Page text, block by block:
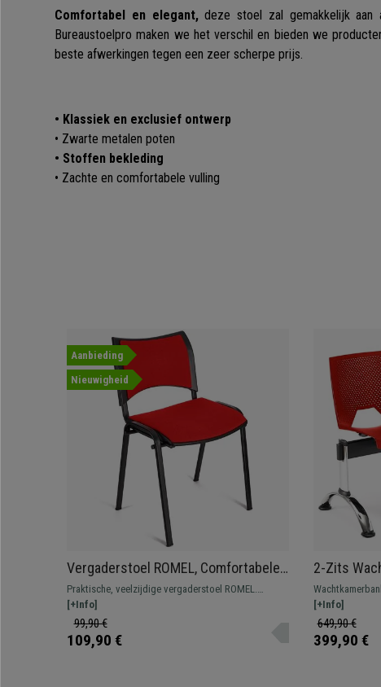
Comfortabel en elegant,deze stoel zal gemakkelijk aan
Bureaustoelpro maken we het verschil en bieden we
beste afwerkingen tegen een zeer scherpe prijs.
• Klassiek en exclusief ontwerp
• Zwarte metalen poten
• Stoffen bekleding
• Zachte en comfortabele vulling
Aanbieding
Nieuwigheid
Vergaderstoel ROMEL, Comfortabele
Zitting, Stapelbaar, Zwarte Poten,
Rood Stoffen Bekleding
Praktische, veelzijdige vergaderstoel ROMEL.
Comfortabel, bestendig en met een mooi, modern
ontwerp.
[+Info]
99,90 €
109,90 €
2-Zits
Structuur,
en
resistent,
verschillende
[+Info]
649,90 €
399,90 €